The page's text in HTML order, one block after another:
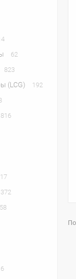
62
823
(LCG) 192
816
372
6